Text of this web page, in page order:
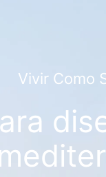
Vivir Como